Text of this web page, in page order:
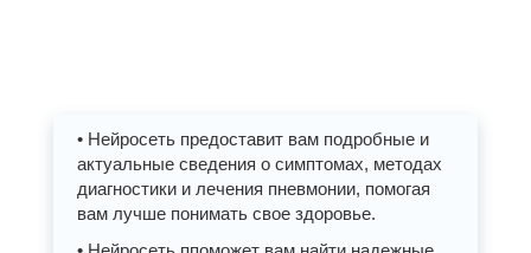
• Нейросеть предоставит вам подробные и
актуальные сведения о симптомах, методах
диагностики и лечения пневмонии, помогая
вам лучше понимать свое здоровье.